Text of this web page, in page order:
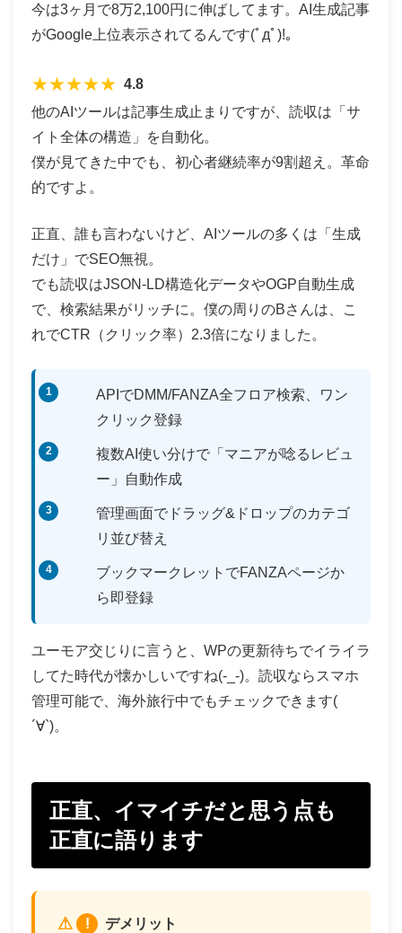
今は3ヶ月で8万2,100円に伸ばしてます。AI生成記事
がGoogle上位表示されてるんです(ﾟдﾟ)!。
★★★★★ 4.8
他のAIツールは記事生成止まりですが、読収は「サ
イト全体の構造」を自動化。
僕が見てきた中でも、初心者継続率が9割超え。革命
的ですよ。
正直、誰も言わないけど、AIツールの多くは「生成
だけ」でSEO無視。
でも読収はJSON-LD構造化データやOGP自動生成
で、検索結果がリッチに。僕の周りのBさんは、こ
れでCTR（クリック率）2.3倍になりました。
APIでDMM/FANZA全フロア検索、ワン
クリック登録
複数AI使い分けで「マニアが唸るレビュ
ー」自動作成
管理画面でドラッグ&ドロップのカテゴ
リ並び替え
ブックマークレットでFANZAページか
ら即登録
ユーモア交じりに言うと、WPの更新待ちでイライラ
してた時代が懐かしいですね(-_-)。読収ならスマホ
管理可能で、海外旅行中でもチェックできます(
´∀`)。
正直、イマイチだと思う点も
正直に語ります
! デメリット